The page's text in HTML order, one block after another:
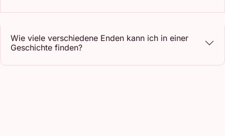
Wie viele verschiedene Enden kann ich in einer
Geschichte finden?